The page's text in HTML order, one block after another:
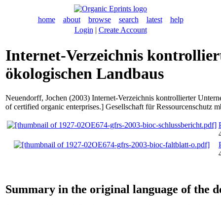
home about browse search latest
help
Login | Create Account
Internet-Verzeichnis
ökologischen Landbaus
Neuendorff, Jochen (2003) Internet-Verzeichnis kontrollierter
of certified organic enterprises.] Gesellschaft für Ressourcenschutz
Summary in the original language of the